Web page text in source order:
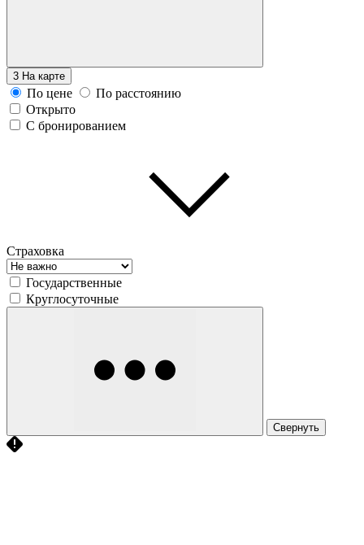
3 На карте
По цене
По расстоянию
Открыто
С бронированием
Страховка
Государственные
Круглосуточные
Свернуть